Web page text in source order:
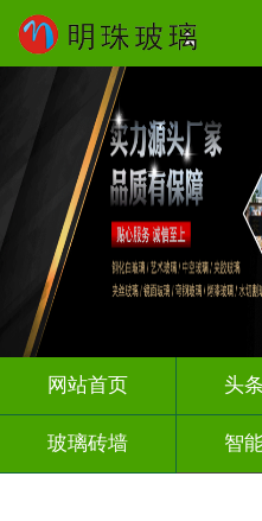
网站首页 头
玻璃砖墙 智